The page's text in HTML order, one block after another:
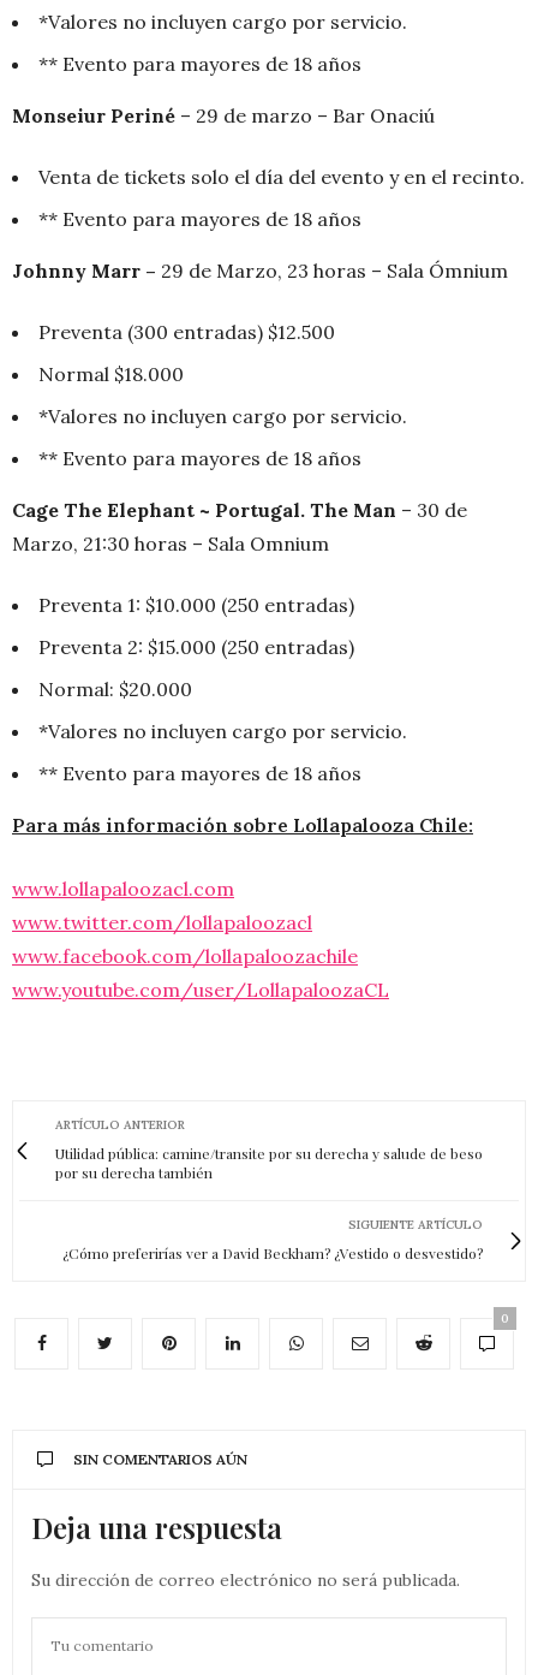
*Valores no incluyen cargo por servicio.
** Evento para mayores de 18 años
Monseiur Periné – 29 de marzo – Bar Onaciú
Venta de tickets solo el día del evento y en el recinto.
** Evento para mayores de 18 años
Johnny Marr – 29 de Marzo, 23 horas – Sala Ómnium
Preventa (300 entradas) $12.500
Normal $18.000
*Valores no incluyen cargo por servicio.
** Evento para mayores de 18 años
Cage The Elephant ~ Portugal. The Man – 30 de
Marzo, 21:30 horas – Sala Omnium
Preventa 1: $10.000 (250 entradas)
Preventa 2: $15.000 (250 entradas)
Normal: $20.000
*Valores no incluyen cargo por servicio.
** Evento para mayores de 18 años
Para más información sobre Lollapalooza Chile:
www.lollapaloozacl.com
www.twitter.com/lollapaloozacl
www.facebook.com/lollapaloozachile
www.youtube.com/user/LollapaloozaCL
ARTÍCULO ANTERIOR
Utilidad pública: camine/transite por su derecha y salude de beso
por su derecha también
SIGUIENTE ARTÍCULO
¿Cómo preferirías ver a David Beckham? ¿Vestido o desvestido?
0
SIN COMENTARIOS AÚN
Deja una respuesta
Su dirección de correo electrónico no será publicada.